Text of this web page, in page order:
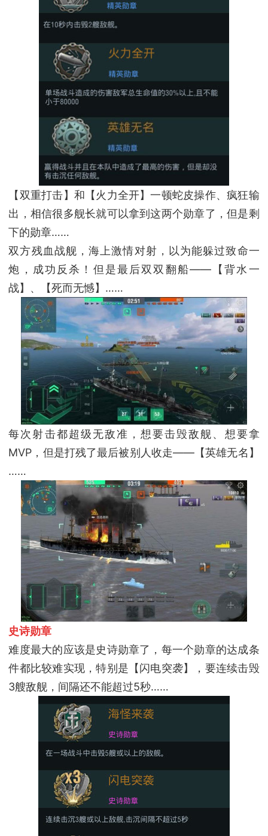
【双重打击】和【火力全开】一顿蛇皮操作、疯狂输
出，相信很多舰长就可以拿到这两个勋章了，但是剩
下的勋章……
双方残血战舰，海上激情对射，以为能躲过致命一
炮，成功反杀！但是最后双双翻船——【背水一
战】、【死而无憾】……
每次射击都超级无敌准，想要击毁敌舰、想要拿
MVP，但是打残了最后被别人收走——【英雄无名】
……
史诗勋章
难度最大的应该是史诗勋章了，每一个勋章的达成条
件都比较难实现，特别是【闪电突袭】，要连续击毁
3艘敌舰，间隔还不能超过5秒……